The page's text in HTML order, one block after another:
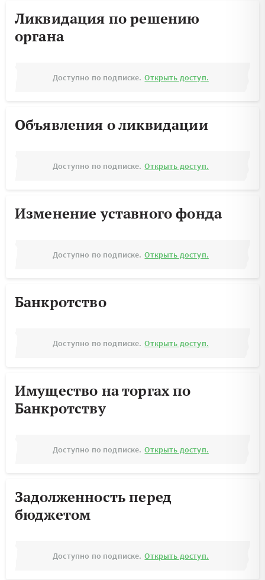
Ликвидация по решению
органа
Доступно по подписке. Открыть доступ.
Объявления о ликвидации
Доступно по подписке. Открыть доступ.
Изменение уставного фонда
Доступно по подписке. Открыть доступ.
Банкротство
Доступно по подписке. Открыть доступ.
Имущество на торгах по
Банкротству
Доступно по подписке. Открыть доступ.
Задолженность перед
бюджетом
Доступно по подписке. Открыть доступ.